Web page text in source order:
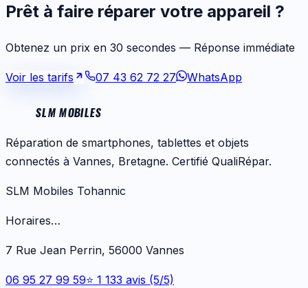
Prêt à faire réparer votre appareil ?
Obtenez un prix en 30 secondes — Réponse immédiate
Voir les tarifs 07 43 62 72 27 WhatsApp
SLM MOBILES
Réparation de smartphones, tablettes et objets
connectés à Vannes, Bretagne. Certifié QualiRépar.
SLM Mobiles Tohannic
Horaires…
7 Rue Jean Perrin, 56000 Vannes
06 95 27 99 59⭐ 1 133 avis (5/5)